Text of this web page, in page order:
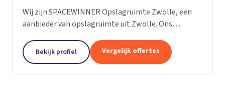
Wij zijn SPACEWINNER Opslagruimte Zwolle, een
aanbieder van opslagruimte uit Zwolle. Ons
Bekijk profiel Vergelijk offertes